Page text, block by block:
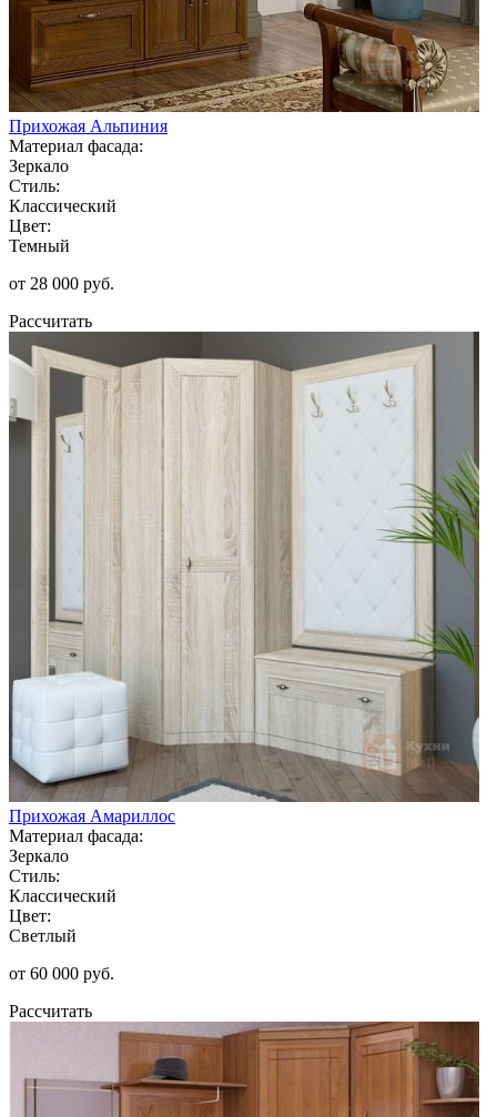
Прихожая Альпиния
Материал фасада:
Зеркало
Стиль:
Классический
Цвет:
Темный
от 28 000 руб.
Рассчитать
Прихожая Амариллос
Материал фасада:
Зеркало
Стиль:
Классический
Цвет:
Светлый
от 60 000 руб.
Рассчитать